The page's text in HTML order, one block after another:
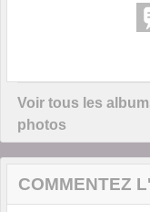
Voir tous les
photos
COMMENTEZ